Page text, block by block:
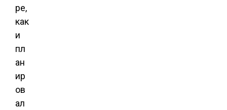
ре,
как
и
пл
ан
ир
ов
ал